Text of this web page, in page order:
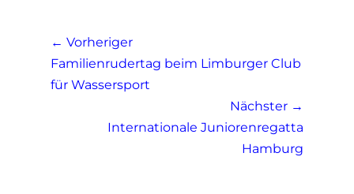
Beitragsnavigation
← Vorheriger
Vorheriger
Beitrag:
Familienrudertag beim Limburger Club
für Wassersport
Nächster →
Internationale Juniorenregatta
Hamburg